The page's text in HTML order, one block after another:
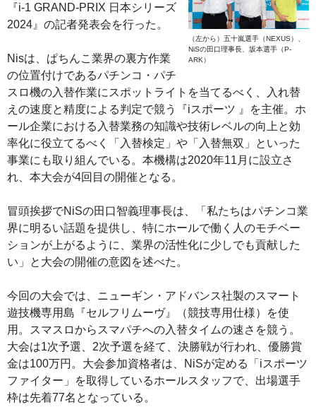
（左から）五十嵐選手（NEXUS）、
NiSの田口理事長、坂本選手（P-
ARK）
『i‐1 GRAND-PRIX 日本シリーズ
2024』の記者発表会を行った。
Nisは、ぱちんこ業界の裏方作業
の位置付けであるパチンコ・パチ
スロ機の入替作業にスポットライトを当てるべく、入れ替
えの速度と精度による判定で競う『iスポーツ 』を主催。ホ
ール企業における入替業務の知識や技術レベルの向上と効
率化に役立てるべく「入替検定」や「入替無双」といった
事業にも取り組んでいる。本機構は2020年11月に設立さ
れ、本大会が4回目の開催となる。
冒頭挨拶でNiSの田口智義理事長は、「私たちはパチンコ業
界に明るい話題を提供し、特にホールで働く人のモチベー
ションが上がるように、業界の活性化に少しでも貢献した
い」と大会の開催の意図を述べた。
今回の大会では、ニューギン・アドバンス社製のスマート
遊技機専用島『セルフリムーヴ』（競技専用仕様）を使
用。スマスロからスマパチへの入替タイムの速さを競う。
大会は1次予選、2次予選を経て、決勝戦が行われ、優勝賞
金は100万円。大会参加資格者は、NiSが定める「iスポーツ
ファイター」を取得しているホールスタッフで、出場選手
枠は先着77名となっている。